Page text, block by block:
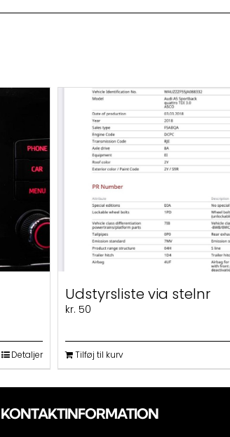
Detaljer
Udstyrsliste via stelnr
kr. 50
Tilføj til kurv
KONTAKTINFORMATION